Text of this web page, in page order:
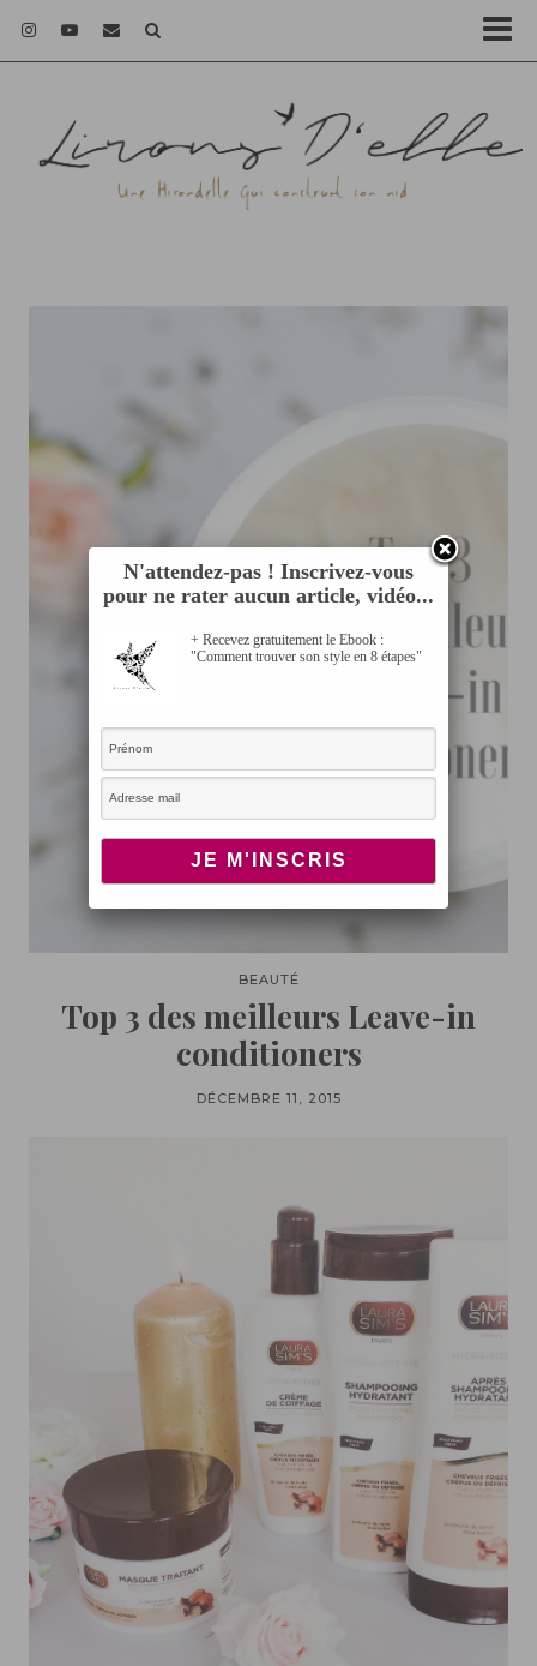
BEAUTÉ
Top 3 des meilleurs Leave-in
conditioners
DÉCEMBRE 11, 2015
N'attendez-pas ! Inscrivez-vous
pour ne rater aucun article, vidéo...
+ Recevez gratuitement le Ebook :
"Comment trouver son style en 8 étapes"